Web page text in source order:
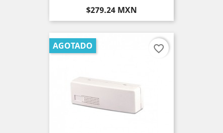
Precio
$279.24 MXN
AGOTADO favorite_border